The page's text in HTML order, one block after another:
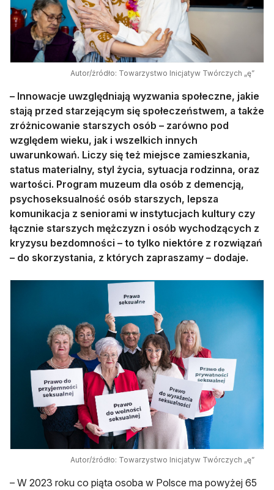
Autor/źródło: Towarzystwo Inicjatyw Twórczych „ę”
– Innowacje uwzględniają wyzwania społeczne, jakie
stają przed starzejącym się społeczeństwem, a także
zróżnicowanie starszych osób – zarówno pod
względem wieku, jak i wszelkich innych
uwarunkowań. Liczy się też miejsce zamieszkania,
status materialny, styl życia, sytuacja rodzinna, oraz
wartości. Program muzeum dla osób z demencją,
psychoseksualność osób starszych, lepsza
komunikacja z seniorami w instytucjach kultury czy
łącznie starszych mężczyzn i osób wychodzących z
kryzysu bezdomności – to tylko niektóre z rozwiązań
– do skorzystania, z których zapraszamy – dodaje.
Autor/źródło: Towarzystwo Inicjatyw Twórczych „ę”
– W 2023 roku co piąta osoba w Polsce ma powyżej 65